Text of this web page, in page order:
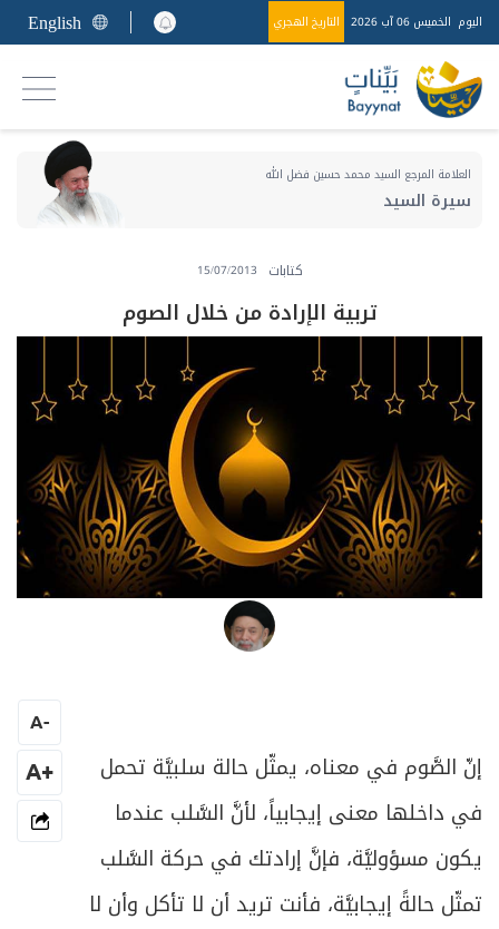
اليوم الخميس 06 آب 2026 التاريخ الهجري English
العلامة المرجع السيد محمد حسين فضل الله
سيرة السيد
كتابات 15/07/2013
تربية الإرادة من خلال الصوم
إنّ الصَّوم في معناه، يمثّل حالة سلبيَّة تحمل
في داخلها معنى إيجابياً، لأنَّ السَّلب عندما
يكون مسؤوليَّة، فإنَّ إرادتك في حركة السَّلب
تمثّل حالةً إيجابيَّة، فأنت تريد أن لا تأكل وأن لا
-
A
+A